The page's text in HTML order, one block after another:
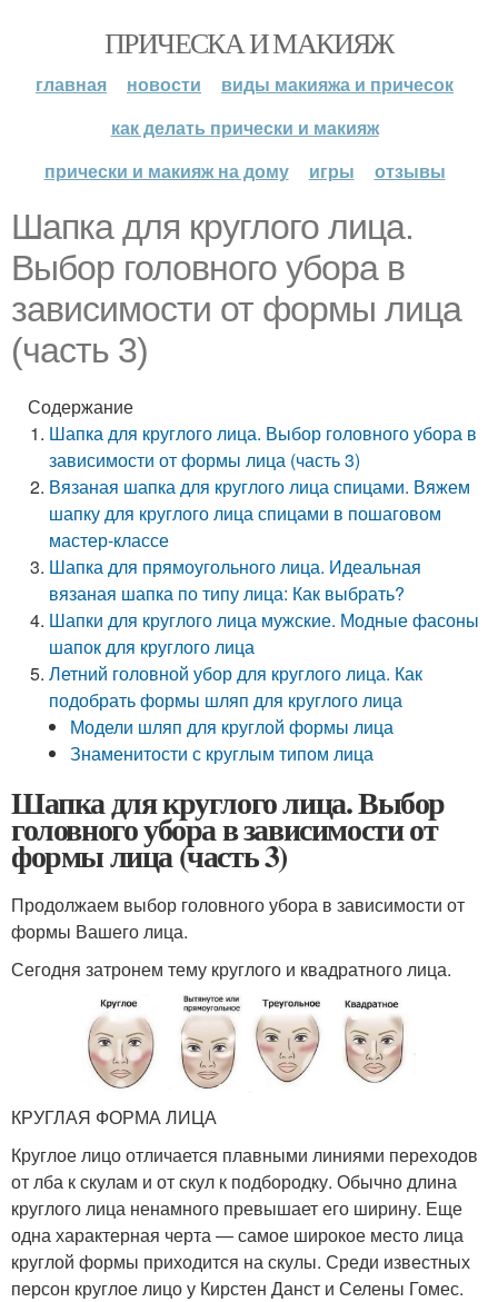
ПРИЧЕСКА И МАКИЯЖ
главная новости
виды макияжа и причесок
как делать прически и макияж
прически и макияж на дому
игры отзывы
Шапка для круглого лица.
Выбор головного убора в
зависимости от формы лица
(часть 3)
Содержание
Шапка для круглого лица. Выбор головного убора в
зависимости от формы лица (часть 3)
Вязаная шапка для круглого лица спицами. Вяжем
шапку для круглого лица спицами в пошаговом
мастер-классе
Шапка для прямоугольного лица. Идеальная
вязаная шапка по типу лица: Как выбрать?
Шапки для круглого лица мужские. Модные фасоны
шапок для круглого лица
Летний головной убор для круглого лица. Как
подобрать формы шляп для круглого лица
Модели шляп для круглой формы лица
Знаменитости с круглым типом лица
Шапка для круглого лица. Выбор
головного убора в зависимости от
формы лица (часть 3)
Продолжаем выбор головного убора в зависимости от
формы Вашего лица.
Сегодня затронем тему круглого и квадратного лица.
КРУГЛАЯ ФОРМА ЛИЦА
Круглое лицо отличается плавными линиями переходов
от лба к скулам и от скул к подбородку. Обычно длина
круглого лица ненамного превышает его ширину. Еще
одна характерная черта — самое широкое место лица
круглой формы приходится на скулы. Среди известных
персон круглое лицо у Кирстен Данст и Селены Гомес.